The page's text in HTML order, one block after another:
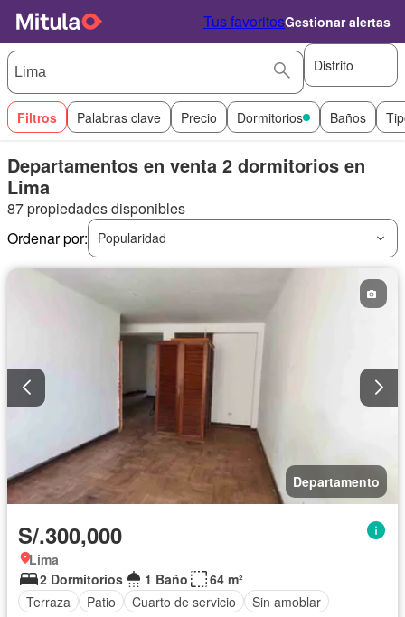
Tus favoritosGestionar alertas
Distrito
Filtros Palabras clave Precio Dormitorios Baños
Departamentos en venta 2 dormitorios en
Lima
87 propiedades disponibles
Ordenar por:
Popularidad
Departamento
S/.300,000
Lima
2 Dormitorios
1 Baño
64 m²
Terraza
Patio Cuarto de servicio Sin amoblar